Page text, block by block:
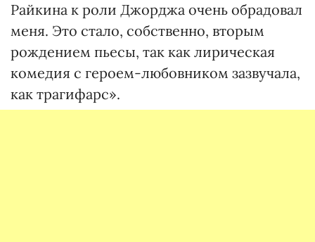
Райкина к роли Джорджа очень обрадовал
меня. Это стало, собственно, вторым
рождением пьесы, так как лирическая
комедия с героем-любовником зазвучала,
как трагифарс».